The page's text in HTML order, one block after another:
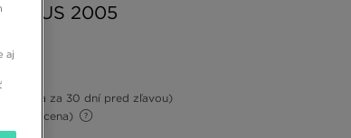
2005
cena za 30 dní pred zľavou)
cena)
aj